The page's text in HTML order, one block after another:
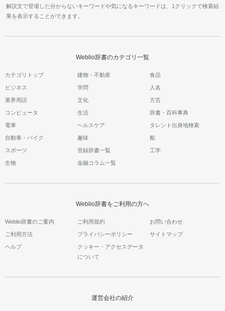
解説文で登場した分からないキーワードや気になるキーワードは、1クリックで検索結
果を表示することができます。
Weblio辞書のカテゴリ一覧
カテゴリトップ 建物・不動産 食品
ビジネス 学問 人名
業界用語 文化 方言
コンピュータ 生活 辞書・百科事典
電車 ヘルスケア タレント出身地検索
自動車・バイク 趣味 船
スポーツ 登録辞書一覧 工学
生物 金融コラム一覧
Weblio辞書をご利用の方へ
Weblio辞書のご案内 ご利用規約 お問い合わせ
ご利用方法 プライバシーポリシー サイトマップ
ヘルプ
クッキー・アクセスデータ
について
運営会社の紹介